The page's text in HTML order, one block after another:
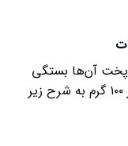
پخت آن‌ها بستگی
دارد. به‌طورکلی، میزان کالری حبوبات در هر ۱۰۰ گرم به شرح زیر